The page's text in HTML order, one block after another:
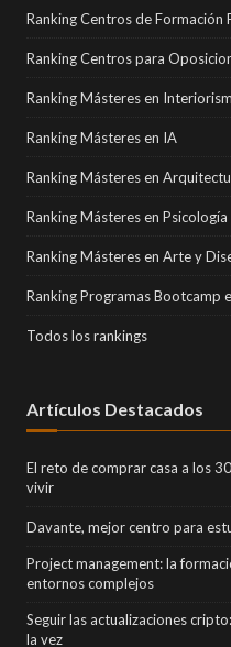
Ranking Centros de Formación
Ranking Centros para
Ranking Másteres en
Ranking Másteres en IA
Ranking Másteres en
Ranking Másteres en Psicología
Ranking Másteres en Arte y
Ranking Programas Bootcamp
Todos los rankings
Artículos Destacados
El reto de comprar casa a los
vivir
Davante, mejor centro para
Project management: la
entornos complejos
Seguir las actualizaciones
la vez